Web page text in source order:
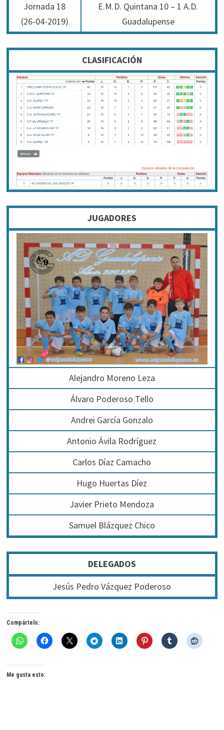
Jornada 18
(26-04-2019)
E.M.D. Quintana 10 – 1 A.D.
Guadalupense
CLASIFICACIÓN
JUGADORES
Alejandro Moreno Leza
Álvaro Poderoso Tello
Andrei García Gonzalo
Antonio Ávila Rodríguez
Carlos Díaz Camacho
Hugo Huertas Díez
Javier Prieto Mendoza
Samuel Blázquez Chico
DELEGADOS
Jesús Pedro Vázquez Poderoso
Compártelo:
Me gusta esto: